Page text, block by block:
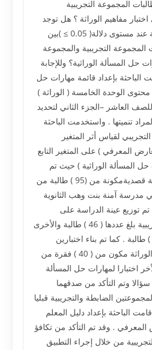
المجموعة التجريبية
مفاهيم الوراثة ؟ هل توجد
فروق ذات دلالة إحصائية عند مستوى دلالة( 0.05 ≥ )بين
التجريبية والمجموعة
حل المسألة الوراثية؟ وللإجابة
الباحثة بإعداد قائمة مهارات حل
محتوى الوحدة الخامسة ( الوراثة )
العاشر –الجزء الثاني لتحديد
تنميتها . واستخدمت الباحثة
لقياس أثر المتغير
المعرفي ) على المتغير التابع
حل المسألة الوراثية ) حيث تم
تطبيق الدراسة على عينة قصديةمكونة من (95 ) طالبة من
مدرسة آمنة بنت وهب الثانوية
توزيع عينة الدراسة على
ممجموعتين إحداهما تجريبية بلغ عددها ( 46 ) طالبة والأخرى
ضابطة ويبلغ عددها ( 49 ) طالبة . كما تم بناء اختبارين
إحداهما اختبارا لمفاهيم الوراثة مكون من ( 40 ) فقرة من
اختبارا لمهارات حل المسألة
مكون من (24 ) سؤالا وتم التأكد من صدقهما
الضابطة والتجريبية قبليا
الباحثة بإعداد دليل المعلم
. وقد تم التأكد من تكافؤ
من خلال إجراء التطبيق